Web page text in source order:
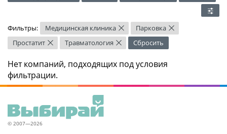
Фильтры: Медицинская клиника × Парковка ×
Простатит × Травматология × Сбросить
Нет компаний, подходящих под условия
фильтрации.
© 2007—2026